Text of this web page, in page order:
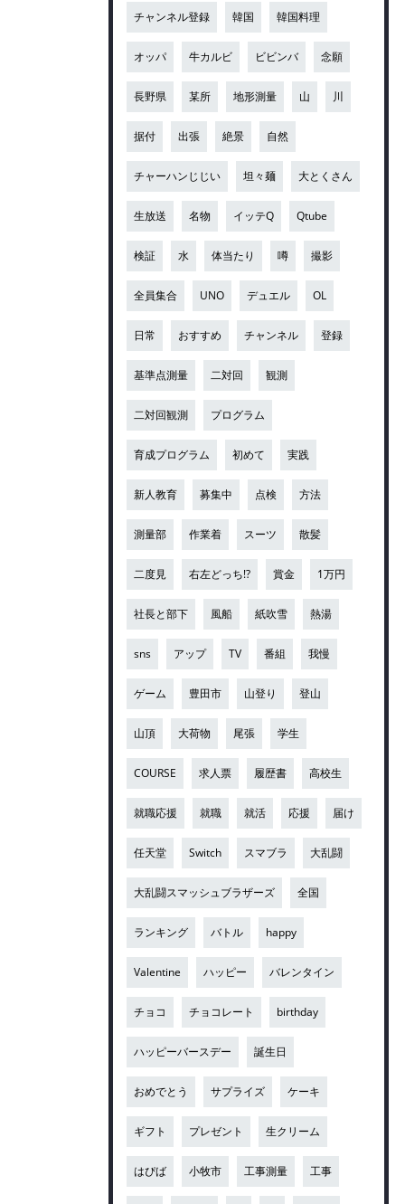
チャンネル登録 韓国 韓国料理
オッパ 牛カルビ ビビンバ 念願
長野県 某所 地形測量 山 川
据付 出張 絶景 自然
チャーハンじじい 坦々麺 大とくさん
生放送 名物 イッテQ Qtube
検証 水 体当たり 噂 撮影
全員集合 UNO デュエル OL
日常 おすすめ チャンネル 登録
基準点測量 二対回 観測
二対回観測 プログラム
育成プログラム 初めて 実践
新人教育 募集中 点検 方法
測量部 作業着 スーツ 散髪
二度見 右左どっち!? 賞金 1万円
社長と部下 風船 紙吹雪 熱湯
sns アップ TV 番組 我慢
ゲーム 豊田市 山登り 登山
山頂 大荷物 尾張 学生
COURSE 求人票 履歴書 高校生
就職応援 就職 就活 応援 届け
任天堂 Switch スマブラ 大乱闘
大乱闘スマッシュブラザーズ 全国
ランキング バトル happy
Valentine ハッピー バレンタイン
チョコ チョコレート birthday
ハッピーバースデー 誕生日
おめでとう サプライズ ケーキ
ギフト プレゼント 生クリーム
はぴば 小牧市 工事測量 工事